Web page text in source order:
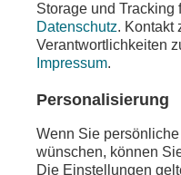
Die von Ihnen
aufgerufenen Adresse
vorhanden.
veralteten Link oder
Besuchen Sie unsere
unser aktuelles
Storage und Tracking
Datenschutz. Kontakt
Verantwortlichkeiten
Impressum.
Personalisierung
Wenn Sie
wünschen, können
Die Einstellungen